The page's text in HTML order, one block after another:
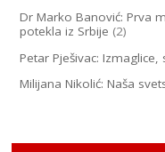
Dr Marko Banović: Prva
potekla iz Srbije (2)
Petar Pješivac:
Milijana Nikolić: Naša